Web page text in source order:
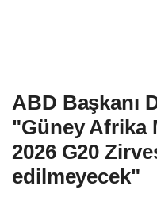
ABD Başkanı
"Güney Afrika
2026 G20
edilmeyecek"